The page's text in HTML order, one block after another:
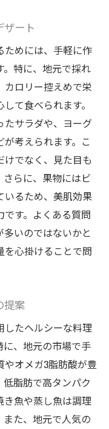
秘訣
を活用
れた食事
提案
計画
なおかず
ューづくり
えた選択
る質問と回答
方
り方
理想か
いて
コツ
へのステップ
る理由
メニューのアイ
ザート
ためには、手軽に作
特に、地元で採れ
カロリー控えめで栄
て食べられます。
たサラダや、ヨーグ
考えられます。こ
でなく、見た目も
らに、果物にはビ
いるため、美肌効果
す。よくある質問
いのではないかと
心掛けることで問
提案
したヘルシーな料理
、地元の市場で手
オメガ3脂肪酸が豊
脂肪で高タンパク
き魚や蒸し魚は調理
た、地元で人気の